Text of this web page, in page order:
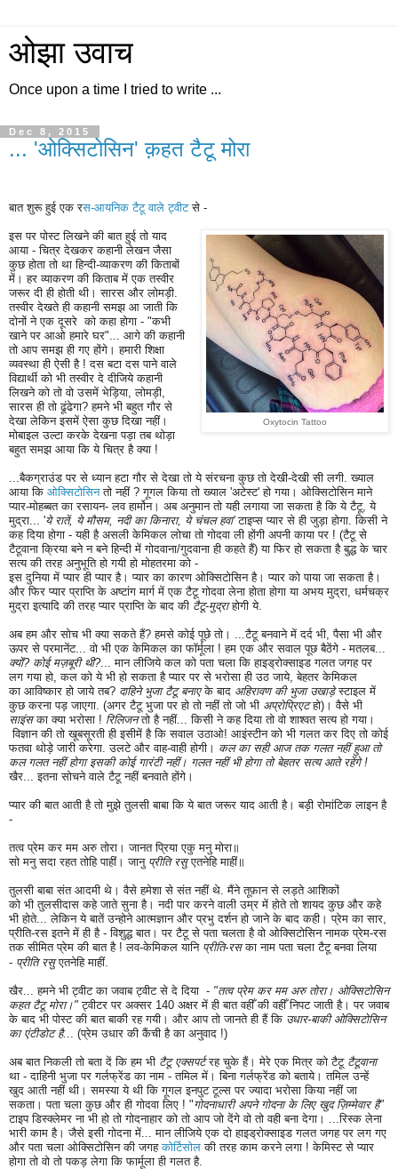
ओझा उवाच
Once upon a time I tried to write ...
Dec 8, 2015
... 'ओक्सिटोसिन' क़हत टैटू मोरा
बात शुरू हुई एक रस-आयनिक टैटू वाले ट्वीटसे -
Oxytocin Tattoo
इस पर पोस्ट लिखने की बात हुई तो याद
आया - चित्र देखकर कहानी लेखन जैसा
कुछ होता तो था हिन्दी-व्याकरण की किताबों
में। हर व्याकरण की किताब में एक तस्वीर
जरूर दी ही होती थी। सारस और लोमड़ी.
तस्वीर देखते ही कहानी समझ आ जाती कि
दोनों ने एक दूसरे को कहा होगा - "कभी
खाने पर आओ हमारे घर"... आगे की कहानी
तो आप समझ ही गए होंगे। हमारी शिक्षा
व्यवस्था ही ऐसी है ! दस बटा दस पाने वाले
विद्यार्थी को भी तस्वीर दे दीजिये कहानी
लिखने को तो वो उसमें भेड़िया, लोमड़ी,
सारस ही तो ढूंढेगा? हमने भी बहुत गौर से
देखा लेकिन इसमें ऐसा कुछ दिखानहीं।
मोबाइल उल्टा करके देखना पड़ा तब थोड़ा
बहुत समझ आया कि ये चित्र है क्या !
...बैकग्राउंड पर से ध्यान हटा गौर से देखा तो ये संरचना कुछ तो देखी-देखी सी लगी. ख्याल
आया कि ओक्सिटोसिनतो नहीं ? गूगल किया तो ख्याल 'अटेस्ट' हो गया। ओक्सिटोसिन माने
प्यार-मोहब्बत का रसायन- लव हार्मोन। अब अनुमान तो यही लगाया जा सकता है कि ये टैटू, ये
मुद्रा... 'ये रातें, ये मौसम, नदी का किनारा, ये चंचल हवा'टाइप्स प्यार से ही जुड़ा होगा.किसी ने
कह दिया होगा - यही है असली केमिकल लोचा तो गोदवा ली होंगी अपनी काया पर ! (टैटू से
टैटूवाना क्रिया बने न बने हिन्दी में गोदवाना/गुदवाना ही कहते हैं) या फिर हो सकता है बुद्ध के चार
सत्यकी तरह अनुभूति हो गयी हो मोहतरमा को -
इस दुनिया में प्यार ही प्यार है।प्यार का कारण ओक्सिटोसिन है।प्यार को पाया जा सकता है।
और फिरप्यार प्राप्ति के अष्टांग मार्ग में एक टैटू गोदवा लेना होता होगा या अभय मुद्रा, धर्मचक्र
मुद्रा इत्यादि की तरह प्यार प्राप्ति के बाद की टैटू-मुद्राहोगी ये.
अब हम और सोच भी क्या सकते हैं? हमसे कोई पूछे तो। ...टैटू बनवाने में दर्द भी, पैसा भी और
ऊपर से परमानेंट... वो भी एक केमिकल का फॉर्मूला ! हम एक और सवाल पूछ बैठेंगे - मतलब...
क्यों? कोई मज़बूरी थी?... मान लीजिये कल को पता चला कि हाइड्रोक्साइड गलत जगह पर
लग गया हो, कल को ये भी हो सकता है प्यार पर से भरोसा ही उठ जाये, बेहतर केमिकल
का आविष्कार हो जाये तब? दाहिने भुजा टैटू बनाएके बाद अहिरावण की भुजा उखाड़ेस्टाइल में
कुछ करना पड़ जाएगा. (अगर टैटू भुजा पर हो तो नहीं तो जो भी अप्रोप्रिएटहो)। वैसे भी
साइंसका क्या भरोसा ! रिलिजनतो है नहीं... किसी ने कह दिया तो वो शाश्वत सत्य हो गया।
विज्ञान की तो खूबसूरती ही इसीमें है कि सवाल उठाओ! आइंस्टीन को भी गलत कर दिए तो कोई
फतवा थोड़े जारी करेगा. उलटे और वाह-वाही होगी। कल का सही आज तक गलत नहीं हुआ तो
कल गलत नहीं होगा इसकी कोई गारंटी नहीं। गलत नहीं भी होगा तो बेहतर सत्य आते रहेंगे !
खैर... इतना सोचने वाले टैटू नहीं बनवाते होंगे।
प्यार की बात आती है तो मुझे तुलसी बाबा कि ये बात जरूर याद आती है। बड़ी रोमांटिक लाइन है
-
तत्व प्रेम कर मम अरु तोरा। जानत प्रिया एकु मनु मोरा॥
सो मनु सदा रहत तोहि पाहीं। जानु प्रीति रसुएतनेहि माहीं॥
तुलसी बाबा संत आदमी थे। वैसे हमेशा से संत नहीं थे.मैंने तूफ़ान से लड़ते आशिकों
को भी तुलसीदास कहेजाते सुना है।नदी पार करनेवाली उम्र में होते तो शायद कुछ और कहे
भी होते...लेकिन ये बातें उन्होने आत्मज्ञान और प्रभु दर्शन हो जाने के बाद कही। प्रेम का सार,
प्रीति-रस इतने में ही है - विशुद्ध बात। पर टैटू से पता चलता है वो ओक्सिटोसिन नामक प्रेम-रस
तक सीमितप्रेम की बात है ! लव-केमिकल यानि प्रीति-रसका नाम पता चला टैटू बनवा लिया
- प्रीति रसुएतनेहि माहीं.
खैर... हमने भी ट्वीट का जवाब ट्वीट से दे दिया - "तत्व प्रेम कर मम अरु तोरा। ओक्सिटोसिन
कहत टैटू मोरा।"ट्वीटर पर अक्सर 140 अक्षर में ही बात वहीँ की वहीँ निपट जाती है। पर जवाब
के बाद भी पोस्ट की बात बाकी रह गयी। और आप तो जानते ही हैं कि उधार-बाकी ओक्सिटोसिन
का एंटीडोट है. .. (प्रेम उधार की कैंची है का अनुवाद !)
अब बात निकली तो बता दें कि हम भी टैटू एक्सपर्टरह चुके हैं। मेरे एक मित्र को टैटू टैटूवाना
था - दाहिनी भुजा पर गर्लफ्रेंड का नाम - तमिल में। बिना गर्लफ्रेंड को बताये। तमिल उन्हें
खुद आती नहीं थी। समस्या ये थी कि गूगल इनपुट टूल्स पर ज्यादा भरोसा किया नहीं जा
सकता। पता चला कुछ और ही गोदवा लिए ! "गोदनाधारी अपने गोदना के लिए खुद ज़िम्मेवार है"
टाइप डिस्क्लेमर ना भी हो तो गोदनाहार को तो आप जो देंगे वो तो वही बना देगा। ...रिस्क लेना
भारी काम है। जैसे इसी गोदना में... मान लीजिये एक दो हाइड्रोक्साइड गलत जगह पर लग गए
और पता चला ओक्सिटोसिन की जगहकोर्टिसोल की तरह काम करने लगा ! केमिस्ट से प्यार
होगा तो वो तो पकड़ लेगा कि फार्मूला ही गलत है.